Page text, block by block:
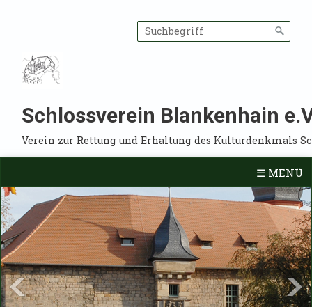
Schlossverein Blankenhain
Verein zur Rettung und Erhaltung des Kulturdenkmals
☰ MENÜ